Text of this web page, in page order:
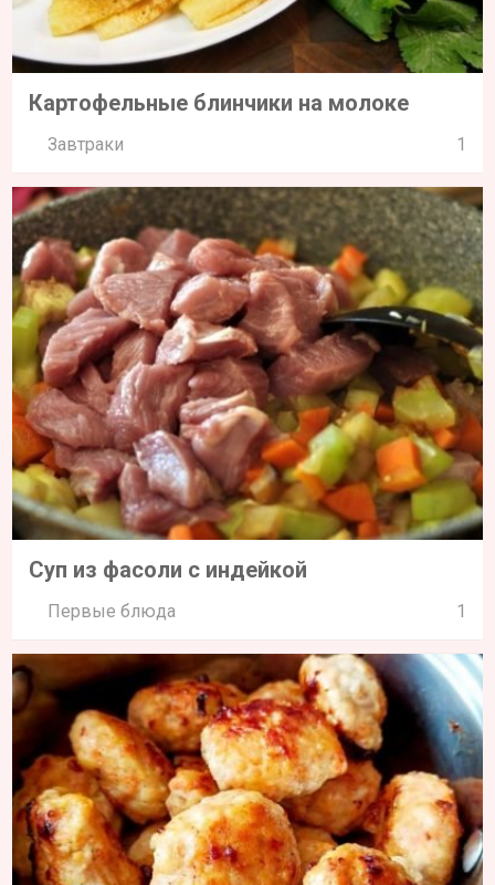
Картофельные блинчики на молоке
Завтраки 1
Суп из фасоли с индейкой
Первые блюда 1